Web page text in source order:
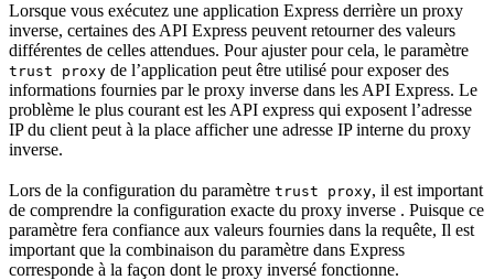
Lorsque vous exécutez une application Express derrière un proxy
inverse, certaines des API Express peuvent retourner des valeurs
différentes de celles attendues. Pour ajuster pour cela, le paramètre
trust proxy de l’application peut être utilisé pour exposer des
informations fournies par le proxy inverse dans les API Express. Le
problème le plus courant est les API express qui exposent l’adresse
IP du client peut à la place afficher une adresse IP interne du proxy
inverse.
Lors de la configuration du paramètre trust proxy, il est important
de comprendre la configuration exacte du proxy inverse . Puisque ce
paramètre fera confiance aux valeurs fournies dans la requête, Il est
important que la combinaison du paramètre dans Express
corresponde à la façon dont le proxy inversé fonctionne.